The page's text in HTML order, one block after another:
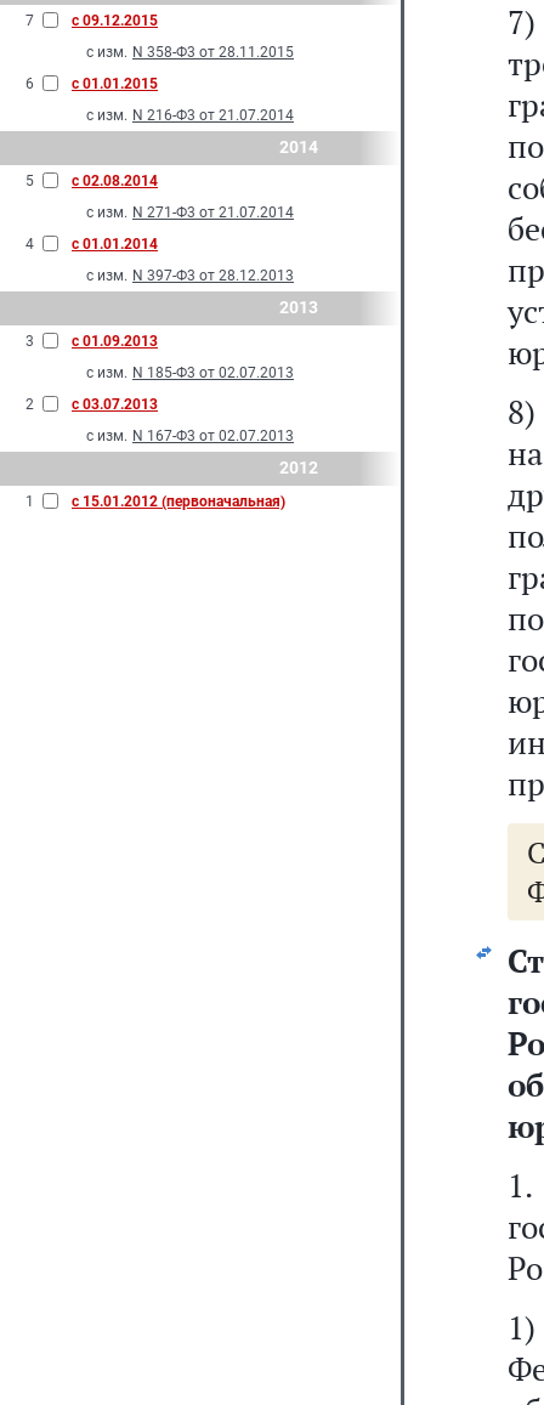
7
с 09.12.2015
с изм. N 358-Ф3 от 28.11.2015
6
с 01.01.2015
с изм. N 216-Ф3 от 21.07.2014
2014
5
с 02.08.2014
с изм. N 271-Ф3 от 21.07.2014
4
с 01.01.2014
с изм. N 397-Ф3 от 28.12.2013
2013
3
с 01.09.2013
с изм. N 185-Ф3 от 02.07.2013
2
с 03.07.2013
с изм. N 167-Ф3 от 02.07.2013
2012
1 с 15.01.2012 (первоначальная)